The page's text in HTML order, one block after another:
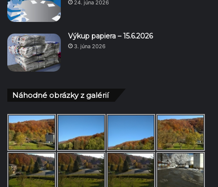
24. júna 2026
Výkup papiera – 15.6.2026
3. júna 2026
Náhodné obrázky z galérií